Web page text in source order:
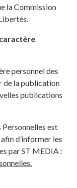
la Commission
personnel des
de la publication
publications
est
d’informer les
par ST MEDIA :